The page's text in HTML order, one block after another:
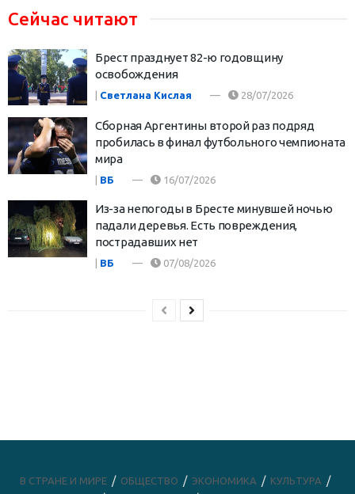
Сейчас читают
Брест празднует 82-ю годовщину
освобождения
Светлана Кислая 28/07/2026
Сборная Аргентины второй раз подряд
пробилась в финал футбольного чемпионата
мира
ВБ 16/07/2026
Из-за непогоды в Бресте минувшей ночью
падали деревья. Есть повреждения,
пострадавших нет
ВБ 07/08/2026
В СТРАНЕ И МИРЕ ОБЩЕСТВО ЭКОНОМИКА
КУЛЬТУРА